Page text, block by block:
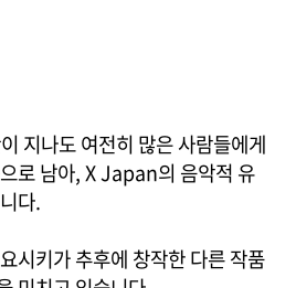
지나도 여전히 많은 사람들에게
로 남아, X Japan의 음악적 유
다.
시키가 추후에 창작한 다른 작품